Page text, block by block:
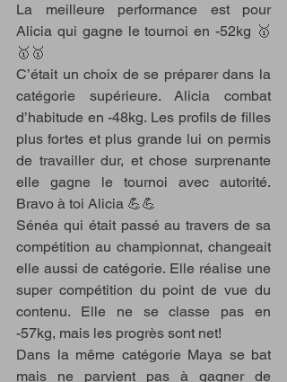
La meilleure performance est pour
Alicia qui gagne le tournoi en -52kg 🥇
🥇🥇
C’était un choix de se préparer dans la
catégorie supérieure. Alicia combat
d’habitude en -48kg. Les profils de filles
plus fortes et plus grande lui on permis
de travailler dur, et chose surprenante
elle gagne le tournoi avec autorité.
Bravo à toi Alicia 💪💪
Sénéa qui était passé au travers de sa
compétition au championnat, changeait
elle aussi de catégorie. Elle réalise une
super compétition du point de vue du
contenu. Elle ne se classe pas en
-57kg, mais les progrès sont net!
Dans la même catégorie Maya se bat
mais ne parvient pas à gagner de